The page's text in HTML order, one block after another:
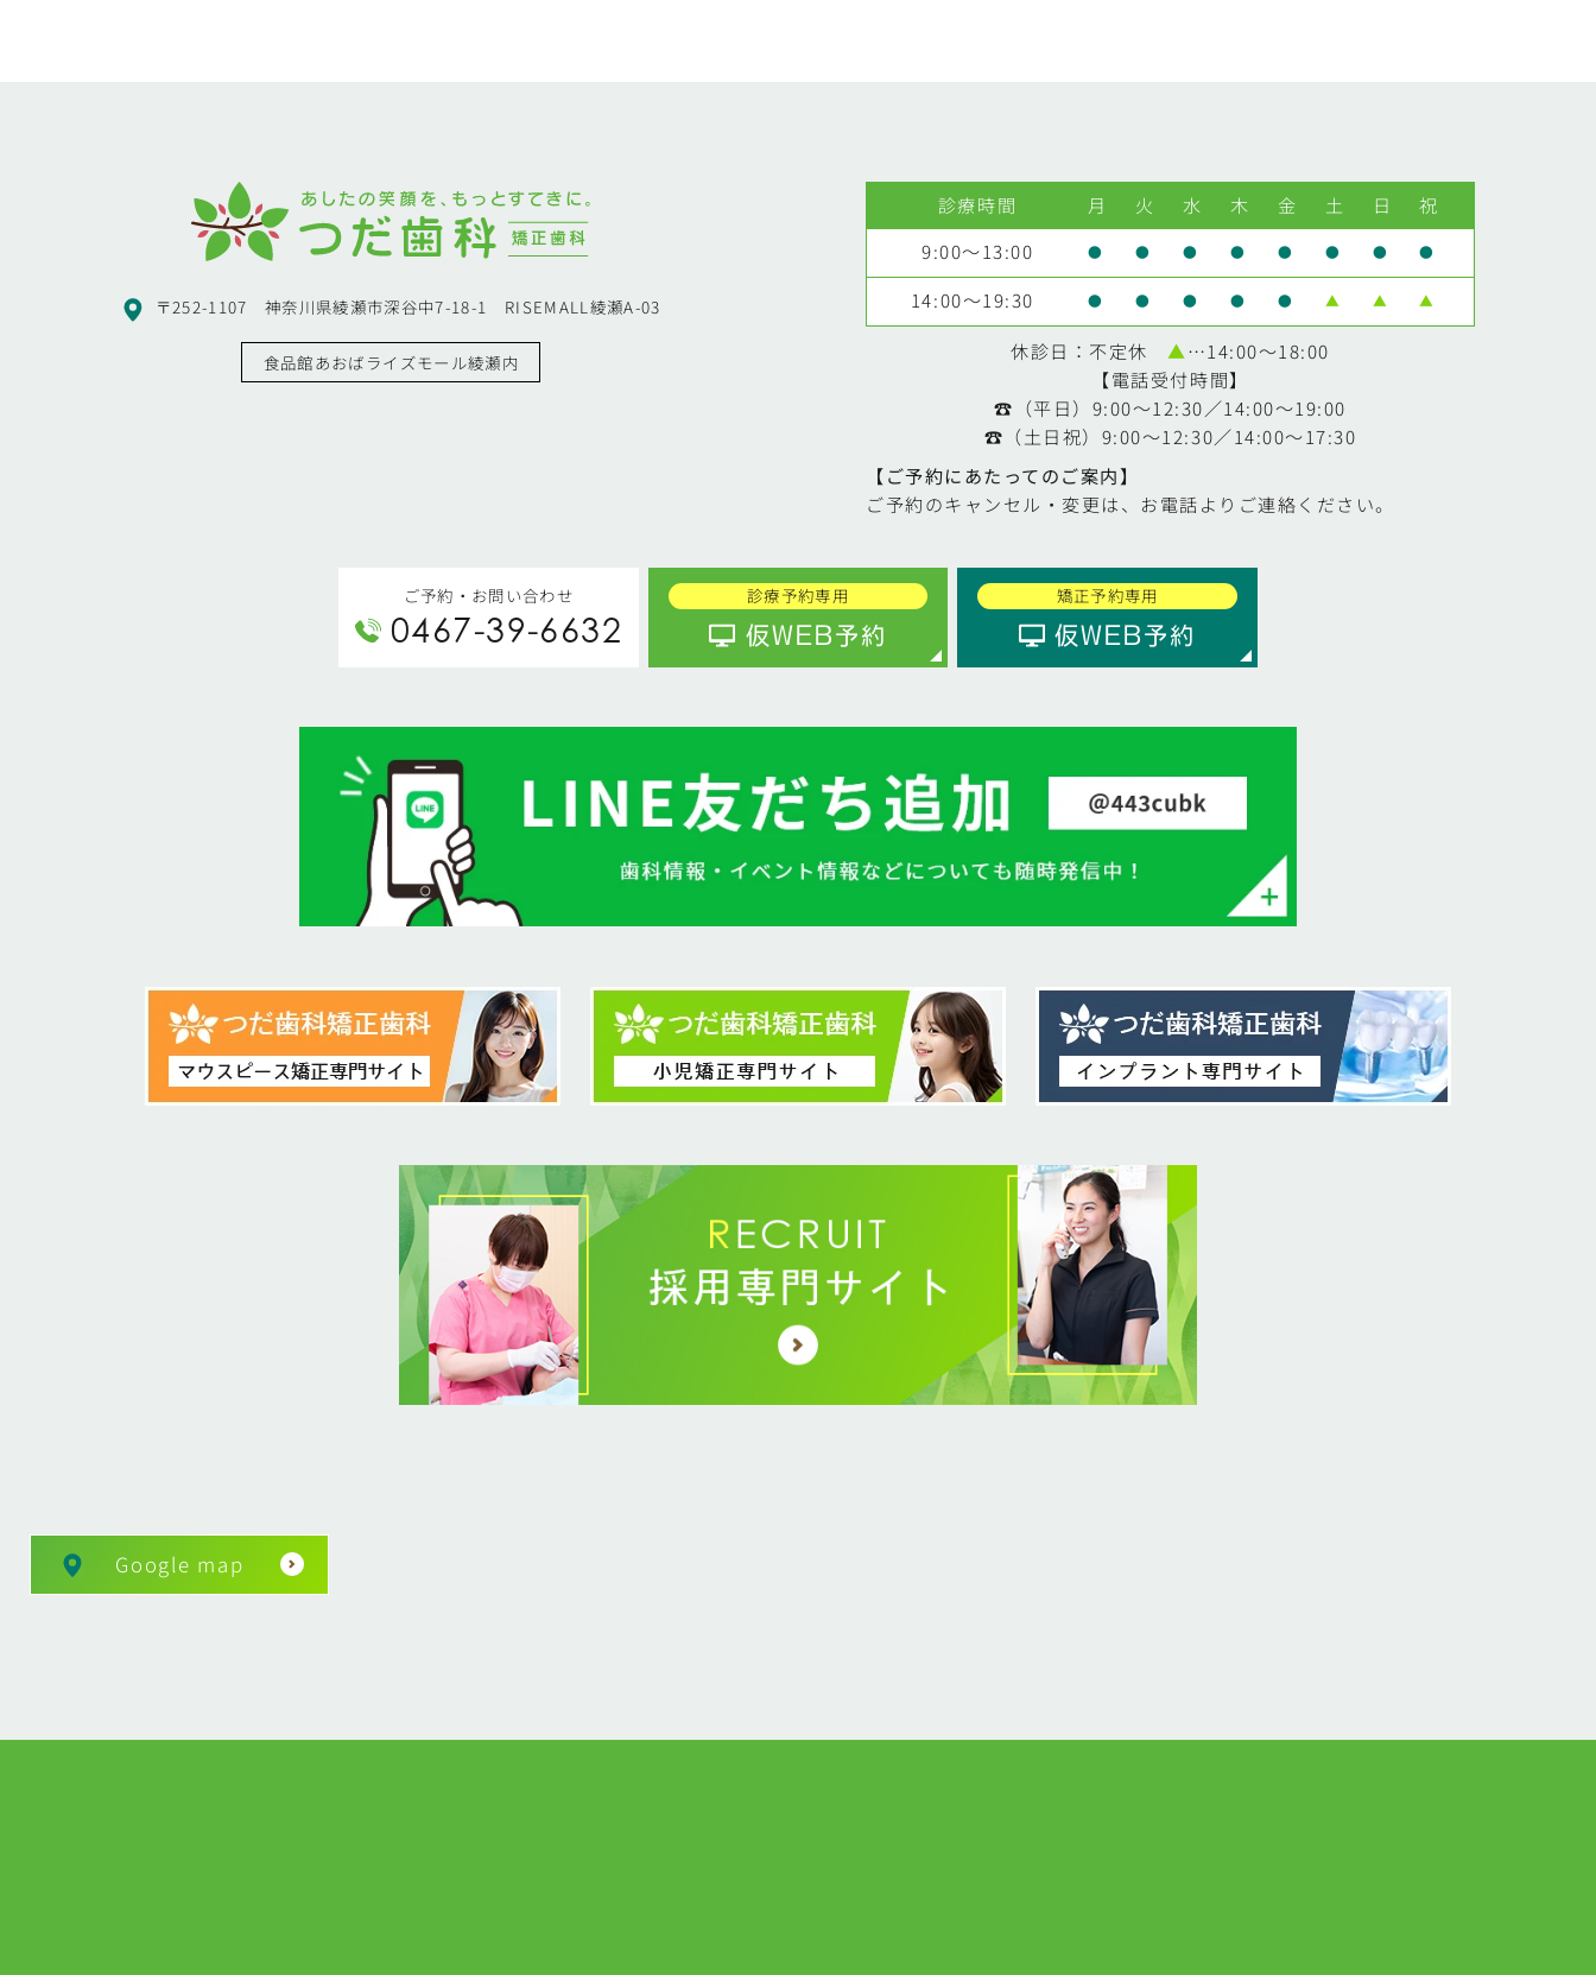
〒252-1107 神奈川県綾瀬市深谷中7-18-1 RISEMALL綾瀬A-03
食品館あおばライズモール綾瀬内
診療時間 月 火 水 木 金 土 日
祝
9:00～13:00
● ● ● ● ● ● ● ●
14:00～19:30 ● ● ● ● ● ▲ ▲ ▲
休診日：不定休 ▲…14:00～18:00
【電話受付時間】
☎（平日）9:00～12:30／14:00～19:00
☎（土日祝）9:00～12:30／14:00～17:30
【ご予約にあたってのご案内】
ご予約のキャンセル・変更は、お電話よりご連絡ください。
ご予約・お問い合わせ
0467-39-6632
診療予約専用
仮WEB予約
矯正予約専用
仮WEB予約
Google map